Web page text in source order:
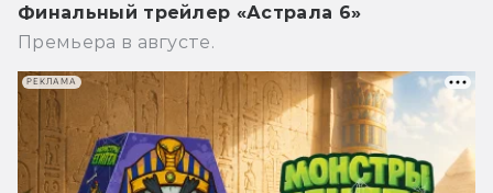
Финальный трейлер «Астрала 6»
Премьера в августе.
РЕКЛАМА